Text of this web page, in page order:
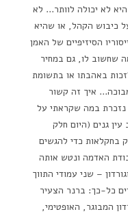
לא יכולה לוותר… לא
כיבוש הקהל, או שהיא
הסיזיפיים של האמן
שחשוב לו, גם במחיר
באהבתו או בתשומת
איך זה קשור
נזכרת במה שקראתי על
גנים (היום חלק
בחקלאות כדי להגשים
האדמה ונטש אותה
– שני עמודי התווך
כל-כך: ברנר הצעיר
המבוגר, האופטימי,